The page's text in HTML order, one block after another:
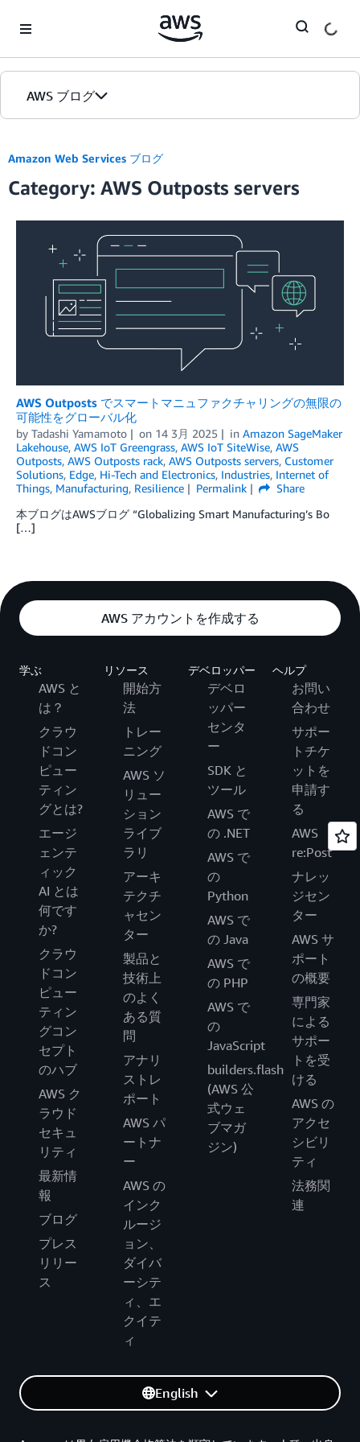
AWS ブログ
カテゴリ
エディション
Amazon Web Services ブログ
Category: AWS Outposts servers
AWS Outposts でスマートマニュファクチャリングの無限の
可能性をグローバル化
by Tadashi Yamamoto on 14 3月 2025 in Amazon SageMaker
Lakehouse, AWS IoT Greengrass, AWS IoT SiteWise, AWS
Outposts, AWS Outposts rack, AWS Outposts servers, Customer
Solutions, Edge, Hi-Tech and Electronics, Industries, Internet of
Things, Manufacturing, Resilience Permalink
Share
本ブログはAWSブログ “Globalizing Smart Manufacturing’s Bo
[…]
AWS アカウントを作成する
学ぶ
AWS と
は？
クラウ
ドコン
ピュー
ティン
グとは?
エージ
ェンテ
ィック
AI とは
何です
か?
クラウ
ドコン
ピュー
ティン
グコン
セプト
のハブ
AWS ク
ラウド
セキュ
リティ
最新情
報
ブログ
プレス
リリー
ス
リソース
開始方
法
トレー
ニング
AWS ソ
リュー
ション
ライブ
ラリ
アーキ
テクチ
ャセン
ター
製品と
技術上
のよく
ある質
問
アナリ
ストレ
ポート
AWS パ
ートナ
ー
AWS の
インク
ルージ
ョン、
ダイバ
ーシテ
ィ、エ
クイテ
ィ
デベロッパー
デベロ
ッパー
センタ
ー
SDK と
ツール
AWS で
の .NET
AWS で
の
Python
AWS で
の Java
AWS で
の PHP
AWS で
の
JavaScript
builders.flash
(AWS 公
式ウェ
ブマガ
ジン)
ヘルプ
お問い
合わせ
サポー
トチケ
ットを
申請す
る
AWS
re:Post
ナレッ
ジセン
ター
AWS サ
ポート
の概要
専門家
による
サポー
トを受
ける
AWS の
アクセ
シビリ
ティ
法務関
連
English